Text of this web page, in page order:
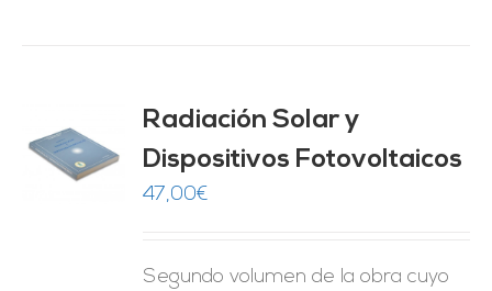
Radiación Solar y
Dispositivos Fotovoltaicos
47,00€
Segundo volumen de la obra cuyo